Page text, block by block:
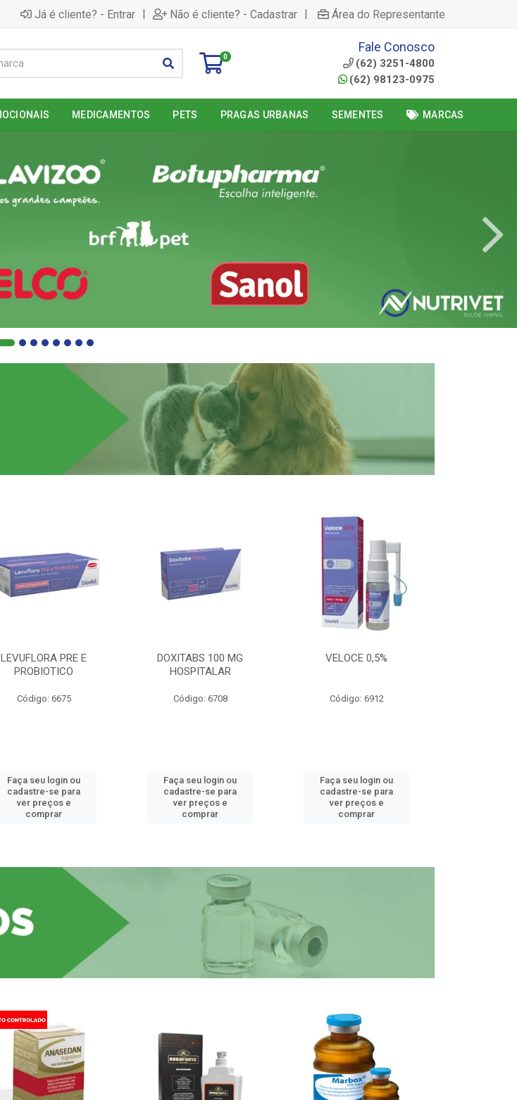
Já é cliente? - Entrar | Não é cliente? - Cadastrar | Área do Representante
0
Fale Conosco
(62) 3251-4800
(62) 98123-0975
MEDICAMENTOS PETS PRAGAS URBANAS SEMENTES MARCAS
LEVUFLORA PRE E
PROBIOTICO
Código: 6675
Faça seu login ou
cadastre-se para
ver preços e
comprar
DOXITABS 100 MG
HOSPITALAR
Código: 6708
Faça seu login ou
cadastre-se para
ver preços e
comprar
VELOCE 0,5%
Código: 6912
Faça seu login ou
cadastre-se para
ver preços e
comprar